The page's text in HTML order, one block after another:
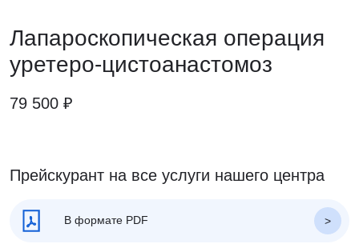
Лапароскопическая операция
уретеро-цистоанастомоз
79 500 ₽
Прейскурант на все услуги нашего центра
В формате PDF